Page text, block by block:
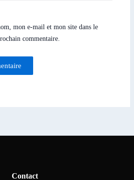
mon e-mail et mon site dans le
commentaire.
Contact